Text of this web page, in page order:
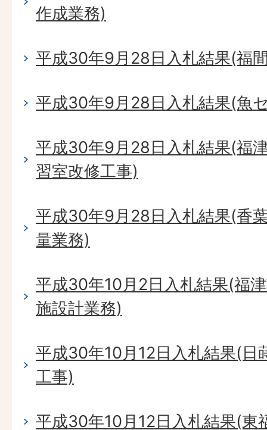
作成業務)
平成30年9月28日入札結果(福
平成30年9月28日入札結果(魚
平成30年9月28日入札結果(福
習室改修工事)
平成30年9月28日入札結果(香
量業務)
平成30年10月2日入札結果(福
施設計業務)
平成30年10月12日入札結果(日
工事)
平成30年10月12日入札結果(東